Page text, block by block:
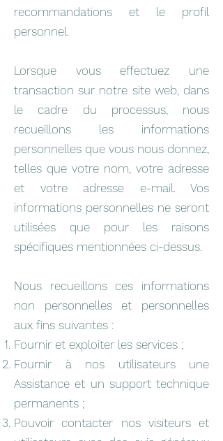
recommandations et le profil
personnel.
Lorsque vous effectuez une
transaction sur notre site web, dans
le cadre du processus, nous
recueillons les informations
personnelles que vous nous donnez,
telles que votre nom, votre adresse
et votre adresse e-mail. Vos
informations personnelles ne seront
utilisées que pour les raisons
spécifiques mentionnées ci-dessus.
Nous recueillons ces informations
non personnelles et personnelles
aux fins suivantes :
Fournir et exploiter les services ;
Fournir à nos utilisateurs une
Assistance et un support technique
permanents ;
Pouvoir contacter nos visiteurs et